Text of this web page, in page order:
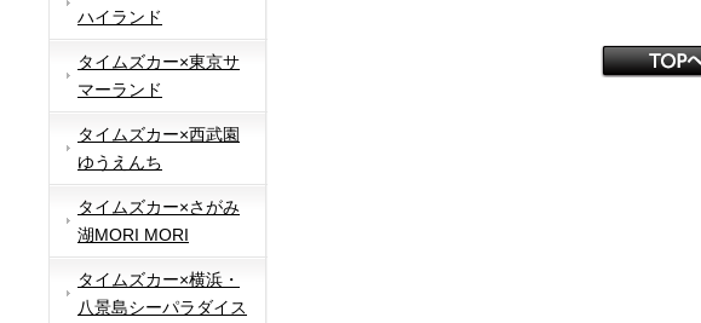
ハイランド
タイムズカー×東京サ
マーランド
タイムズカー×西武園
ゆうえんち
タイムズカー×さがみ
湖MORI MORI
タイムズカー×横浜・
八景島シーパラダイス